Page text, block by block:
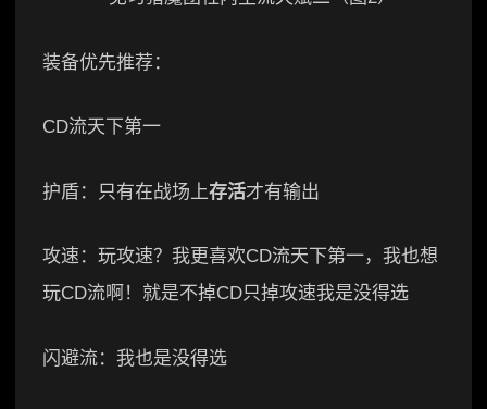
装备优先推荐：
CD流天下第一
护盾：只有在战场上存活才有输出
攻速：玩攻速？我更喜欢CD流天下第一，我也想
玩CD流啊！就是不掉CD只掉攻速我是没得选
闪避流：我也是没得选